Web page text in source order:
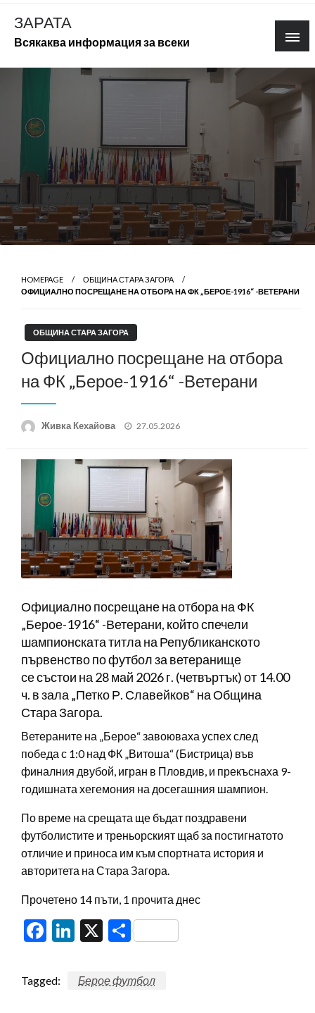
Skip
content
ЗАРАТА
Всякаква информация за всеки
HOMEPAGE
ОБЩИНА СТАРА ЗАГОРА
ОФИЦИАЛНО ПОСРЕЩАНЕ НА ОТБОРА НА ФК „БЕРОЕ-1916“ -ВЕТЕРАНИ
ОБЩИНА СТАРА ЗАГОРА
Официално посрещане на отбора
на ФК „Берое-1916“ -Ветерани
Живка Кехайова
Posted
27.05.2026
Официално посрещане на отбора на ФК
„Берое-1916“ -Ветерани, който спечели
шампионската титла на Републиканското
първенство по футбол за ветеранище
се състои на 28 май 2026 г. (четвъртък) от 14.00
ч. в зала „Петко Р. Славейков“ на Община
Стара Загора.
Ветераните на „Берое“ завоюваха успех след
победа с 1:0 над ФК „Витоша“ (Бистрица) във
финалния двубой, игран в Пловдив, и прекъснаха 9-
годишната хегемония на досегашния шампион.
По време на срещата ще бъдат поздравени
футболистите и треньорският щаб за постигнатото
отличие и приноса им към спортната история и
авторитета на Стара Загора.
Прочетено 14 пъти, 1 прочита днес
Facebook
LinkedIn
X Share
Tagged: Берое футбол